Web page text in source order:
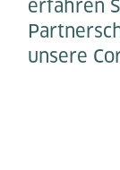
erfahren
unsere